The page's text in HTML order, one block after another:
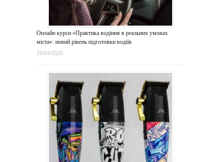
Онлайн курси «Практика водіння в реальних умовах
міста»: новий рівень підготовки водіїв
25/04/2025